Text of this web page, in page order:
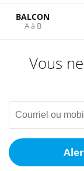
BALCON
A à B
Vous